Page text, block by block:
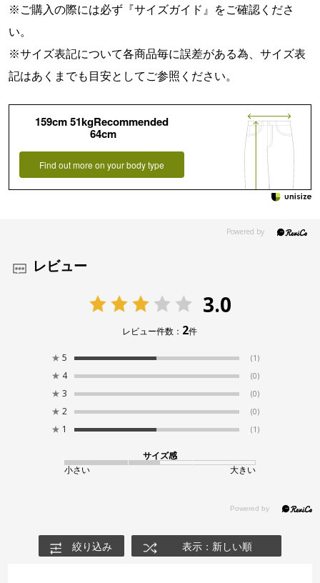
※ご購入の際には必ず『サイズガイド 』をご確認くださ
い。
※サイズ表記について各商品毎に誤差がある為、サイズ表
記はあくまでも目安としてご参照ください。
159cm 51kgRecommended
64cm
Find out more on your body type
レビュー
3.0
レビュー件数： 2件
★ 5 (1)
★ 4 (0)
★ 3 (0)
★ 2 (0)
★ 1 (1)
サイズ感
小さい
大きい
絞り込み 表示：新しい順